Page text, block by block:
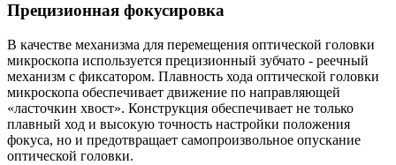
Прецизионная фокусировка
В качестве механизма для перемещения оптической головки
микроскопа используется прецизионный зубчато - реечный
механизм с фиксатором. Плавность хода оптической головки
микроскопа обеспечивает движение по направляющей
«ласточкин хвост». Конструкция обеспечивает не только
плавный ход и высокую точность настройки положения
фокуса, но и предотвращает самопроизвольное опускание
оптической головки.